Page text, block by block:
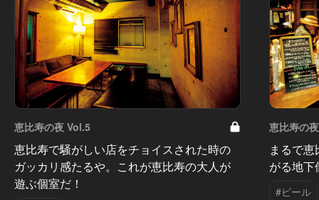
恵比寿の夜 Vol.5
恵比寿で騒がしい店をチョイスされた時の
ガッカリ感たるや。これが恵比寿の大人が
遊ぶ個室だ！
恵比寿の
まるで
がる地
#ビール